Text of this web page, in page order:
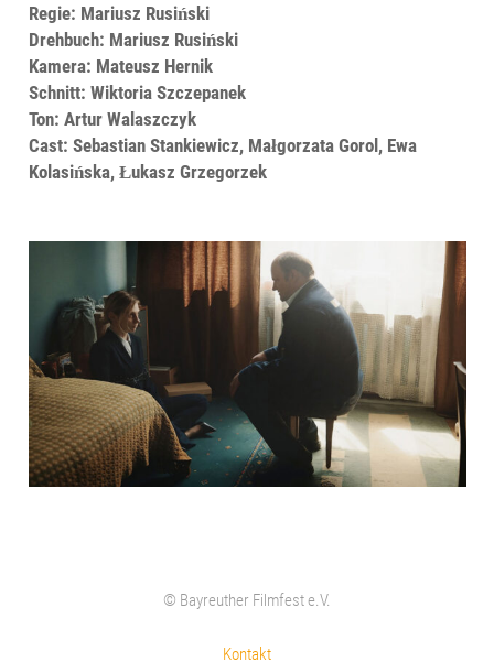
Regie: Mariusz Rusiński
Drehbuch: Mariusz Rusiński
Kamera: Mateusz Hernik
Schnitt: Wiktoria Szczepanek
Ton: Artur Walaszczyk
Cast: Sebastian Stankiewicz, Małgorzata Gorol, Ewa
Kolasińska, Łukasz Grzegorzek
© Bayreuther Filmfest e.V.
Kontakt